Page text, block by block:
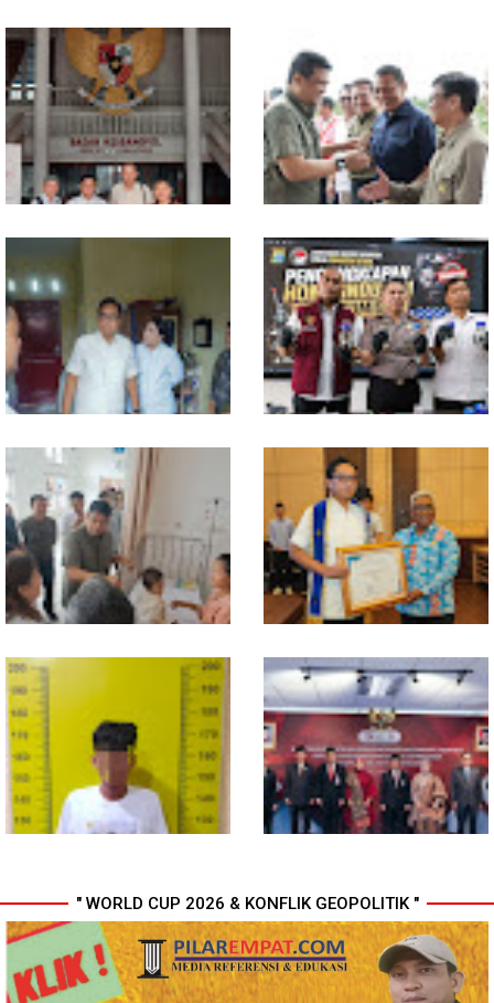
MIO Indonesia Sumut Resmi
Daftarkan Organisasi ke
Kesbangpol, Langkah Awal
Perkuat Profesionalisme
Media Online
Komisi D DPRDSU Ikut Gubsu
Bobby Nasution Berkantor di
Nias
Walikota Medan Nonaktifkan
Lurah Aur, Rico Waas : Tak Ada
Toleransi bagi Penyalahgunaan
Wewenang
Bahan dari Kamboja, Polda
Sumut Bongkar Home Industri
Vape Mengandung Etomidate
Gubsu Bobby Pastikan Pasien
Rujukan dari Nias Tak
Terkendala Biaya Perjalanan
dan Rumah Singgah di Medan
Wali Kota Medan Dikukuhkan
Jadi Duta Penggerak Ayah
Teladan, Rico Waas: Jabatan
Tertinggi Pria Dalam Keluarga
Polresta Deli Serdang Bekuk
Dua orang Pengedar Narkoba
di Pagar Merbau
Perkuat Kinerja Organisasi dan
Pengembangan Karier, OJK
Lantik Pejabat Baru
" WORLD CUP 2026 & KONFLIK GEOPOLITIK "